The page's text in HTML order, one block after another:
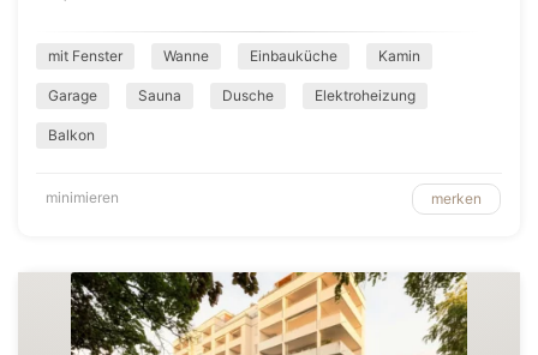
mit Fenster Wanne Einbauküche Kamin
Garage Sauna Dusche Elektroheizung
Balkon
minimieren merken